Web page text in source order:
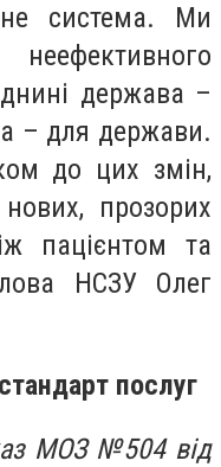
система. Ми
держава –
– для держави.
до цих змін,
прозорих
пацієнтом та
НСЗУ Олег
послуг
МОЗ №504 від